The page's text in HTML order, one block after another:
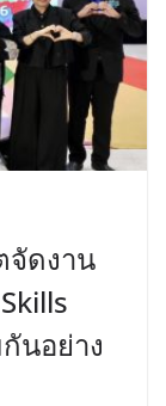
จัดงาน
นอย่าง